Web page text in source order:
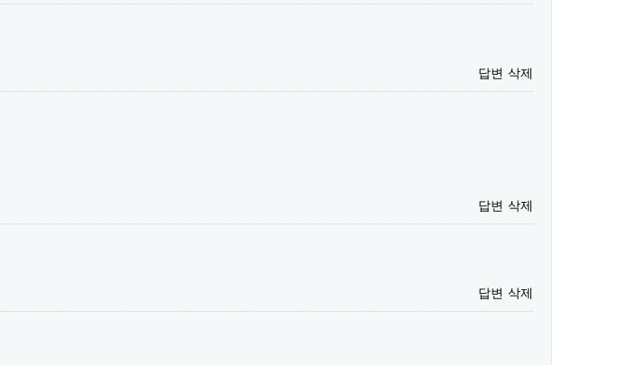
답변 삭제
답변 삭제
답변 삭제